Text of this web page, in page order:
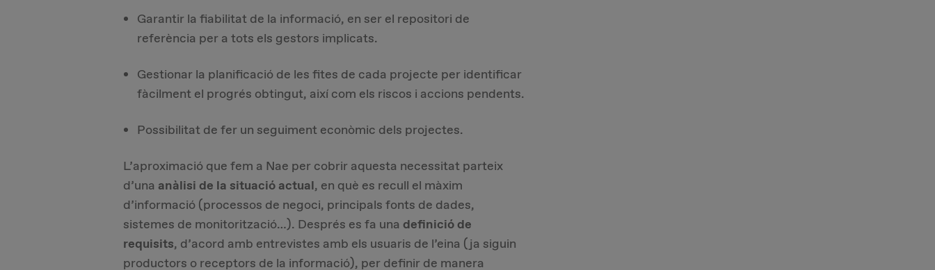
Garantir la fiabilitat de la informació, en ser el repositori de
referència per a tots els gestors implicats.
Gestionar la planificació de les fites de cada projecte per identificar
fàcilment el progrés obtingut, així com els riscos i accions pendents.
Possibilitat de fer un seguiment econòmic dels projectes.
L’aproximació que fem a Nae per cobrir aquesta necessitat parteix
d’una anàlisi de la situació actual, en què es recull el màxim
d’informació (processos de negoci, principals fonts de dades,
sistemes de monitorització…). Després es fa una definició de
requisits, d’acord amb entrevistes amb els usuaris de l’eina (ja siguin
productors o receptors de la informació), per definir de manera